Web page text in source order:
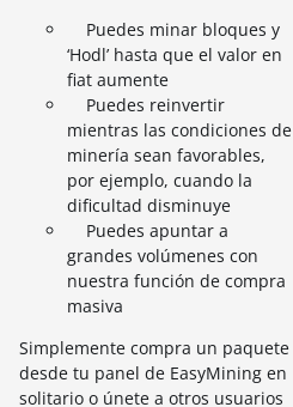
Puedes minar bloques y
‘Hodl’ hasta que el valor en
fiat aumente
Puedes reinvertir
mientras las condiciones de
minería sean favorables,
por ejemplo, cuando la
dificultad disminuye
Puedes apuntar a
grandes volúmenes con
nuestra función de compra
masiva
Simplemente compra un paquete
desde tu panel de EasyMining en
solitario o únete a otros usuarios